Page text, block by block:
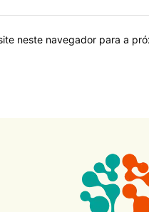
neste navegador para a